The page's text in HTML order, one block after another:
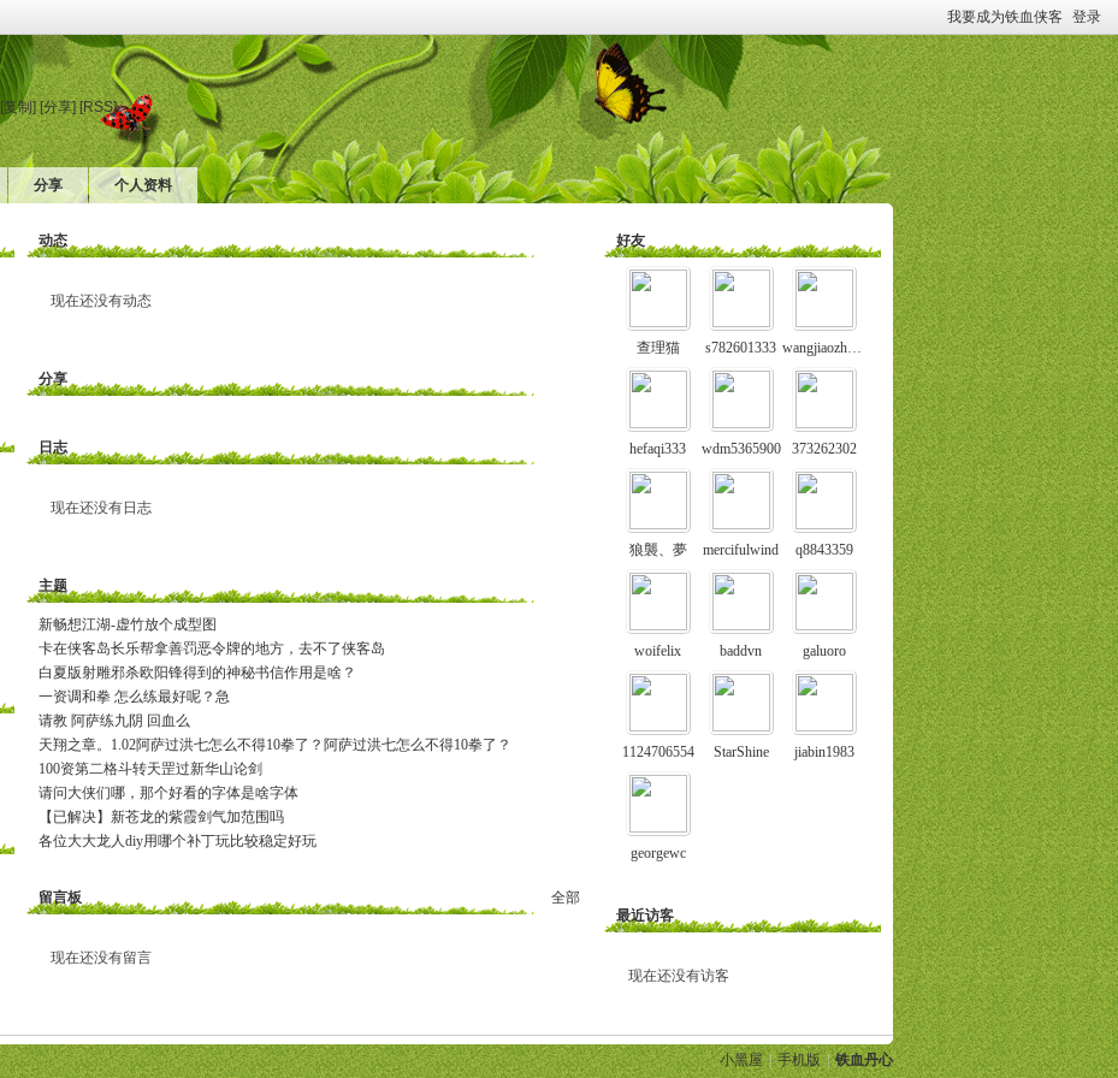
我要成为铁血侠客 登录
[复制] [分享] [RSS]
分享 个人资料
动态
现在还没有动态
分享
日志
现在还没有日志
主题
新畅想江湖-虚竹放个成型图
卡在侠客岛长乐帮拿善罚恶令牌的地方，去不了侠客岛
白夏版射雕邪杀欧阳锋得到的神秘书信作用是啥？
一资调和拳 怎么练最好呢？急
请教 阿萨练九阴 回血么
天翔之章。1.02阿萨过洪七怎么不得10拳了？阿萨过洪七怎么不得10拳了？
100资第二格斗转天罡过新华山论剑
请问大侠们哪，那个好看的字体是啥字体
【已解决】新苍龙的紫霞剑气加范围吗
各位大大龙人diy用哪个补丁玩比较稳定好玩
留言板 全部
现在还没有留言
好友
查理猫 s782601333 wangjiaozhangke
hefaqi333 wdm5365900 373262302
狼襲、夢 mercifulwind q8843359
woifelix baddvn galuoro
1124706554 StarShine jiabin1983
georgewc
最近访客
现在还没有访客
小黑屋 | 手机版 | 铁血丹心